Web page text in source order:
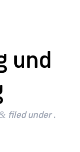
und
filed under .